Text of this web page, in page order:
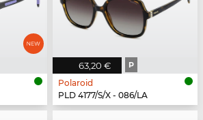
63,20 € P
Polaroid
PLD 4177/S/X - 086/LA